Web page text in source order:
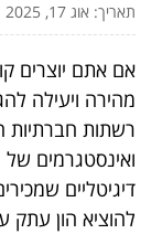
תאריך: אוג 17, 2025
אם אתם יוצרים
מהירה ויעילה
רשתות חברתיות
ואינסטגרמים
דיגיטליים
להוציא הון עתק